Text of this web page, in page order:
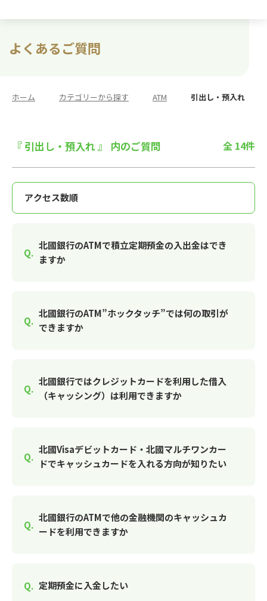
よくあるご質問
ホーム カテゴリーから探す ATM 引出し・預入れ
『 引出し・預入れ 』 内のご質問 全 14件
北國銀行のATMで積立定期預金の入出金はでき
ますか
北國銀行のATM”ホックタッチ”では何の取引が
できますか
北國銀行ではクレジットカードを利用した借入
（キャッシング）は利用できますか
北國Visaデビットカード・北國マルチワンカー
ドでキャッシュカードを入れる方向が知りたい
北國銀行のATMで他の金融機関のキャッシュカ
ードを利用できますか
定期預金に入金したい